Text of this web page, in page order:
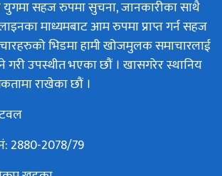
सहज रुपमा सुचना, जानकारीका साथै
माध्यमबाट आम रुपमा प्राप्त गर्न सहज
भिडमा हामी खोजमुलक समाचारलाई
गरी उपस्थीत भएका छौं । खासगरेर स्थानिय
राखेका छौं ।
2880-2078/79